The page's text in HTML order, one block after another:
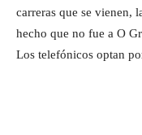
carreras que se vienen,
hecho que no fue a O
Los telefónicos optan